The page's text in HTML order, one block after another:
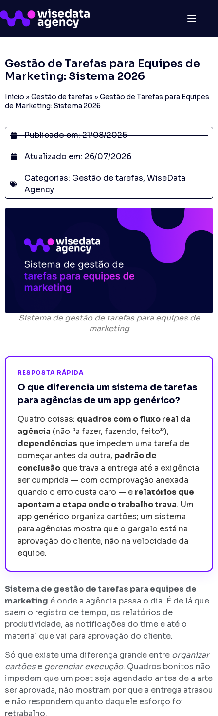
Gestão de Tarefas para Equipes de
Marketing: Sistema 2026
Início » Gestão de tarefas » Gestão de Tarefas para Equipes
de Marketing: Sistema 2026
Publicado em:21/08/2025
Atualizado em: 26/07/2026
Categorias: Gestão de tarefas, WiseData
Agency
Sistema de gestão de tarefas para equipes de
marketing
RESPOSTA RÁPIDA
O que diferencia um sistema de tarefas
para agências de um app genérico?
Quatro coisas: quadros com o fluxo real da
agência (não “a fazer, fazendo, feito”),
dependências que impedem uma tarefa de
começar antes da outra, padrão de
conclusão que trava a entrega até a exigência
ser cumprida — com comprovação anexada
quando o erro custa caro — e relatórios que
apontam a etapa onde o trabalho trava. Um
app genérico organiza cartões; um sistema
para agências mostra que o gargalo está na
aprovação do cliente, não na velocidade da
equipe.
Sistema de gestão de tarefas para equipes de
marketing é onde a agência passa o dia. É de lá que
saem o registro de tempo, os relatórios de
produtividade, as notificações do time e até o
material que vai para aprovação do cliente.
Só que existe uma diferença grande entre organizar
cartões e gerenciar execução. Quadros bonitos não
impedem que um post seja agendado antes de a arte
ser aprovada, não mostram por que a entrega atrasou
e não respondem quanto daquele esforço foi
retrabalho.